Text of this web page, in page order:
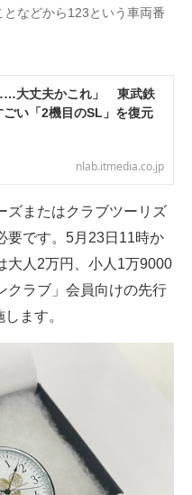
などから123という車両番
大丈夫かこれ」 東武鉄
い「2機目のSL」を復元
nlab.itmedia.co.jp
またはクラブツーリズ
要です。5月23日11時か
大人2万円、小人1万9000
クラブ」会員向けの先行
ます。